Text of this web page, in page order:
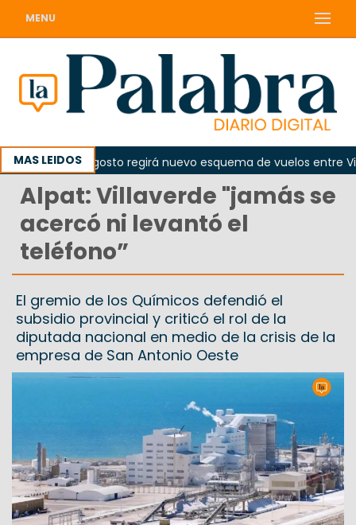
MENU
MAS LEIDOS
el 10 de agosto regirá nuevo esquema de vuelos entre
Alpat: Villaverde "jamás se
acercó ni levantó el
teléfono”
El gremio de los Químicos defendió el
subsidio provincial y criticó el rol de la
diputada nacional en medio de la crisis de la
empresa de San Antonio Oeste